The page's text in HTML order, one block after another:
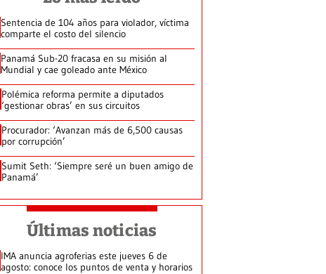
Sentencia de 104 años para violador, víctima
comparte el costo del silencio
Panamá Sub-20 fracasa en su misión al
Mundial y cae goleado ante México
Polémica reforma permite a diputados
‘gestionar obras’ en sus circuitos
Procurador: ‘Avanzan más de 6,500 causas
por corrupción’
Sumit Seth: ‘Siempre seré un buen amigo de
Panamá’
Últimas noticias
IMA anuncia agroferias este jueves 6 de
agosto: conoce los puntos de venta y horarios